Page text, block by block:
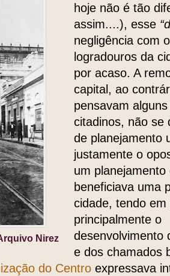
Nirez
hoje não é tão
assim....), esse
negligência com
logradouros da
por acaso. A
capital, ao
pensavam
citadinos, não se
de planejamento
justamente o
um planejamento
beneficiava uma
cidade, tendo em
principalmente o
desenvolvimento
e dos chamados
do Centro expressava